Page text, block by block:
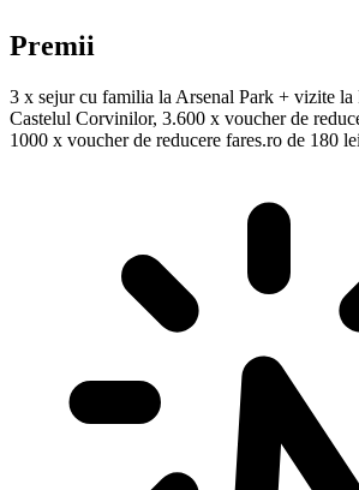
Premii
3 x sejur cu familia la Arsenal Park + vizite la
Castelul Corvinilor, 3.600 x voucher de
1000 x voucher de reducere fares.ro de 180 lei